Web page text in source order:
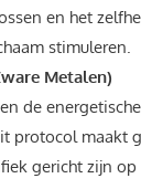
en het
stimuleren.
Metalen)
de
protocol maakt
gericht zijn